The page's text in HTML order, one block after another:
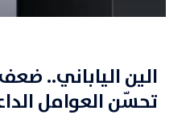
الين الياباني..
تحسّن العوامل